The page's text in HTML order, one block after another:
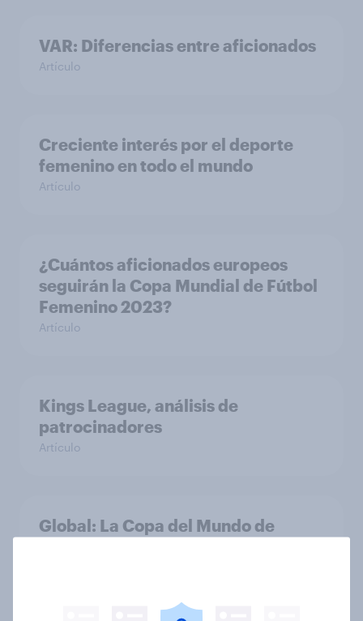
VAR: Diferencias entre aficionados
Artículo
Creciente interés por el deporte
femenino en todo el mundo
Artículo
¿Cuántos aficionados europeos
seguirán la Copa Mundial de Fútbol
Femenino 2023?
Artículo
Kings League, análisis de
patrocinadores
Artículo
Global: La Copa del Mundo de